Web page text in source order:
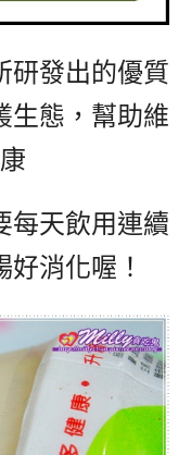
研發出的優質
生態，幫助維
每天飲用連續
消化喔！